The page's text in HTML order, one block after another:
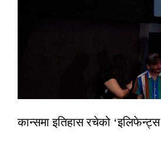
कान्समा इतिहास रचेको